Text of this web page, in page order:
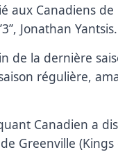
aux Canadiens
Jonathan Yantsis.
de la dernière
régulière,
Canadien a
Greenville (Kings